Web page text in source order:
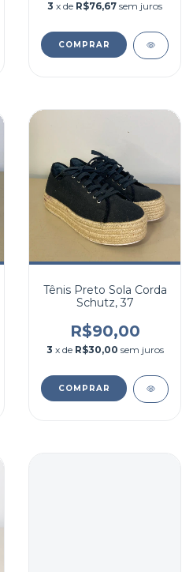
3 x de R$76,67 sem juros
COMPRAR
Tênis Preto Sola Corda
Schutz, 37
R$90,00
3 x de R$30,00 sem juros
COMPRAR